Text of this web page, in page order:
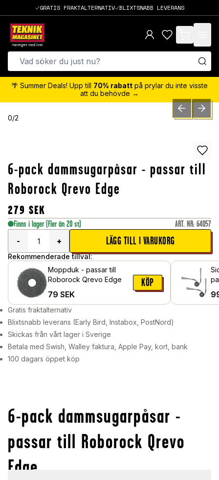
GRATIS FRAKTALTERNATIV BLIXTSNABB LEVERANS
items in cart,
🌴 Summer Deals! Upp till 70% rabatt på prylar du inte visste
att du behövde →
0/2 PREVIOUSNEXT
6-pack dammsugarpåsar - passar till
Roborock Qrevo Edge
279 SEK
Finns i lager (Fler än 20 st) ART. NR: 64057
-
+ LÄGG TILL I VARUKORG
Rekommenderade tillval:
Moppduk - passar till
Roborock Qrevo Edge
79 SEK
KÖP
Gratis fraktalternativ
Blixtsnabb leverans (Early Bird, Instabox, PostNord)
Skickas från vårt lager i Sverige
Betala med Swish, Walley faktura, Apple Pay, kort, bank
100 dagars öppet köp
6-pack dammsugarpåsar -
passar till Roborock Qrevo
Edge